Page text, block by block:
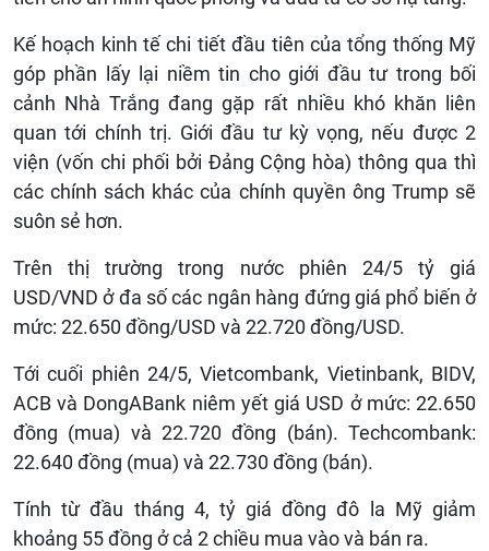
Kế hoạch kinh tế chi tiết đầu tiên của tổng thống Mỹ
góp phần lấy lại niềm tin cho giới đầu tư trong bối
cảnh Nhà Trắng đang gặp rất nhiều khó khăn liên
quan tới chính trị. Giới đầu tư kỳ vọng, nếu được 2
viện (vốn chi phối bởi Đảng Cộng hòa) thông qua thì
các chính sách khác của chính quyền ông Trump sẽ
suôn sẻ hơn.
Trên thị trường trong nước phiên 24/5 tỷ giá
USD/VND ở đa số các ngân hàng đứng giá phổ biến ở
mức: 22.650 đồng/USD và 22.720 đồng/USD.
Tới cuối phiên 24/5, Vietcombank, Vietinbank, BIDV,
ACB và DongABank niêm yết giá USD ở mức: 22.650
đồng (mua) và 22.720 đồng (bán). Techcombank:
22.640 đồng (mua) và 22.730 đồng (bán).
Tính từ đầu tháng 4, tỷ giá đồng đô la Mỹ giảm
khoảng 55 đồng ở cả 2 chiều mua vào và bán ra.